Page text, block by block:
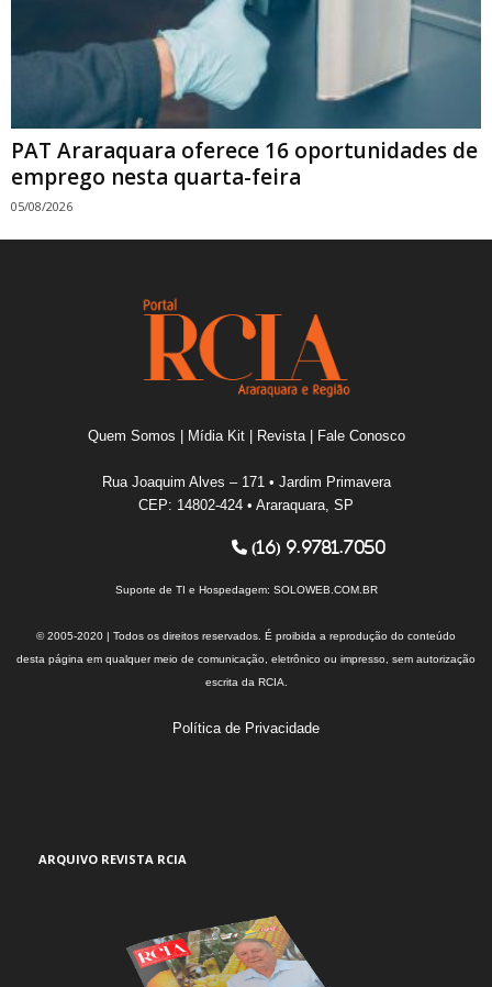
PAT Araraquara oferece 16 oportunidades de
emprego nesta quarta-feira
05/08/2026
Quem Somos Mídia Kit| Revista| Fale Conosco
Rua Joaquim Alves – 171 • Jardim Primavera
CEP: 14802-424 • Araraquara, SP
(16) 9.9781.7050
Suporte de TI e Hospedagem: SOLOWEB.COM.BR
© 2005-2020 | Todos os direitos reservados. É proibida a reprodução do conteúdo
desta página em qualquer meio de comunicação, eletrônico ou impresso, sem autorização
escrita da RCIA.
Política de Privacidade
ARQUIVO REVISTA RCIA